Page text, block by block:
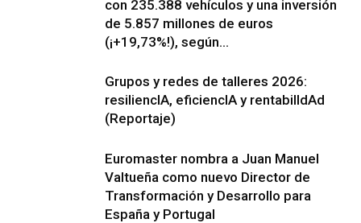
con 235.388 vehículos y una inversión
de 5.857 millones de euros
(¡+19,73%!), según...
Grupos y redes de talleres 2026:
resiliencIA, eficiencIA y rentabilIdAd
(Reportaje)
Euromaster nombra a Juan Manuel
Valtueña como nuevo Director de
Transformación y Desarrollo para
España y Portugal